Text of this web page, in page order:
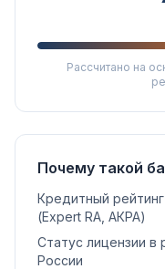
Рассчитано на
Почему такой
Кредитный рейтинг
(Expert RA, АКРА)
Статус лицензии в
России